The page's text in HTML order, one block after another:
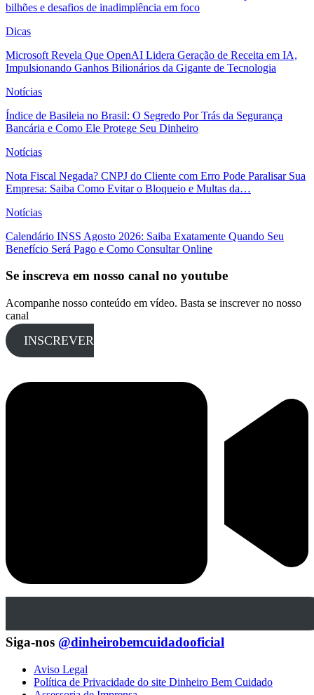
bilhões e desafios de inadimplência em foco
Dicas
Microsoft Revela Que OpenAI Lidera Geração de Receita em IA,
Impulsionando Ganhos Bilionários da Gigante de Tecnologia
Notícias
Índice de Basileia no Brasil: O Segredo Por Trás da Segurança
Bancária e Como Ele Protege Seu Dinheiro
Notícias
Nota Fiscal Negada? CNPJ do Cliente com Erro Pode Paralisar Sua
Empresa: Saiba Como Evitar o Bloqueio e Multas da…
Notícias
Calendário INSS Agosto 2026: Saiba Exatamente Quando Seu
Benefício Será Pago e Como Consultar Online
Se inscreva em nosso canal no youtube
Acompanhe nosso conteúdo em vídeo. Basta se inscrever no nosso
canal
INSCREVER
Siga-nos @dinheirobemcuidadooficial
Aviso Legal
Política de Privacidade do site Dinheiro Bem Cuidado